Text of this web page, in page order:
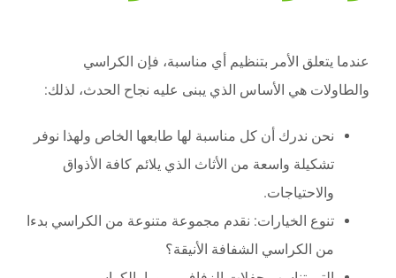
عندما يتعلق الأمر بتنظيم أي مناسبة، فإن الكراسي
والطاولات هي الأساس الذي يبنى عليه نجاح الحدث، لذلك:
نحن ندرك أن كل مناسبة لها طابعها الخاص ولهذا نوفر
تشكيلة واسعة من الأثاث الذي يلائم كافة الأذواق
والاحتياجات.
تنوع الخيارات: نقدم مجموعة متنوعة من الكراسي بدءا
من الكراسي الشفافة الأنيقة؟